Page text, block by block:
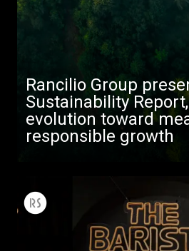
Rancilio Group
Sustainability
evolution toward
responsible growth